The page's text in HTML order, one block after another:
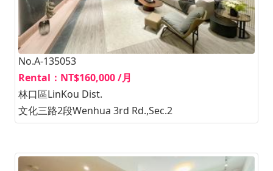
No.A-135053
Rental：NT$160,000 /月
林口區LinKou Dist.
文化三路2段Wenhua 3rd Rd.,Sec.2